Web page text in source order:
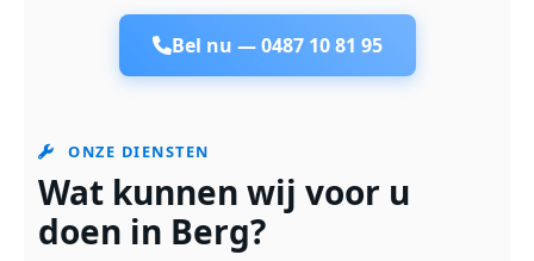
Bel nu —0487 10 81 95
ONZE DIENSTEN
Wat kunnen wij voor u
doen in Berg?